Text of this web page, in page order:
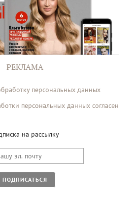
РЕКЛАМА
персональных данных
персональных данных согласен
на рассылку
ПОДПИСАТЬСЯ